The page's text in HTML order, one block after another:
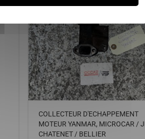
COLLECTEUR D'ECHAPPEMENT
MOTEUR YANMAR, MICROCAR /
CHATENET / BELLIER